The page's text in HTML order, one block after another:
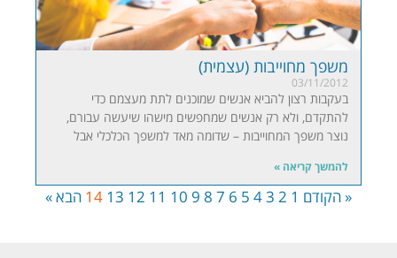
משפך מחוייבות (עצמית)
03/11/2012
בעקבות רצון להביא אנשים שמוכנים לתת מעצמם כדי
להתקדם, ולא רק אנשים שמחפשים מישהו שיעשה עבורם,
נוצר משפך המחוייבות – שדומה מאד למשפך הכלכלי אבל
להמשך קריאה »
« הקודם 1
2
3
4
5
6
7
8
9
10
11
12
13
14 הבא »